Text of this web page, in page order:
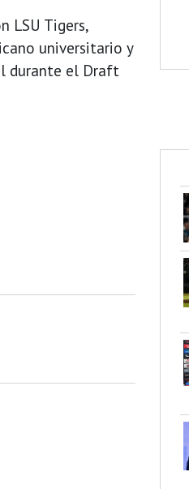
LSU Tigers,
universitario y
durante el Draft